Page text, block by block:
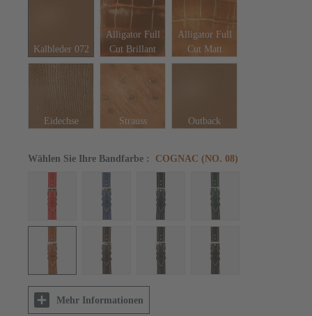
Kalbleder 072
Alligator Full
Cut Brillant
Alligator Full
Cut Matt
Eidechse Strauss Outback
Wählen Sie Ihre Bandfarbe : COGNAC (NO. 08)
Mehr Informationen